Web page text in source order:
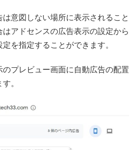
意図しない場所に表示されること
アドセンスの広告表示の設定から
を指定することができます。
プレビュー画面に自動広告の配置
。